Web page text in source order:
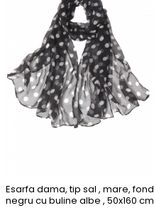
Esarfa dama, tip sal , mare, fond
negru cu buline albe , 50x160 cm